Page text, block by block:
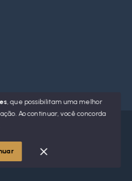
Orso Imóveis - Todos os direitos
, que possibilitam uma melhor
Ao continuar, você concorda